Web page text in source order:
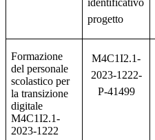
identificativo
progetto
Formazione
del personale
scolastico per
la transizione
digitale
M4C1I2.1-
2023-1222
M4C1I2.1-
2023-1222-
P-41499